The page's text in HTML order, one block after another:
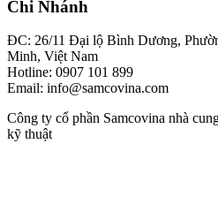
Chi Nhánh
ĐC: 26/11 Đại lộ Bình Dương,
Minh, Việt Nam
Hotline: 0907 101 899
Email: info@samcovina.com
Công ty cổ phần Samcovina nhà
kỹ thuật